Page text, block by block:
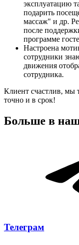
эксплуатацию
подарить
массаж" и др.
после
программе
Настроена
сотрудники
движения
сотрудника.
Клиент счастлив, мы
точно и в срок!
Больше в
Телеграм